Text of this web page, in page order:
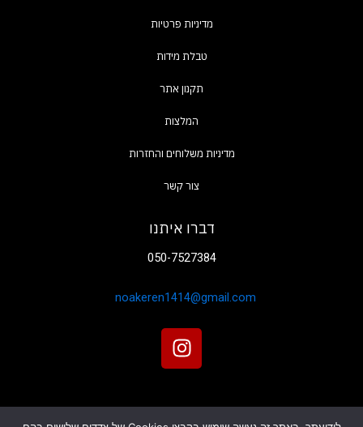
מדיניות פרטיות
טבלת מידות
המלצות
צור קשר
דברו איתנו
050-7527384
noakeren1414@gmail.com
I
n